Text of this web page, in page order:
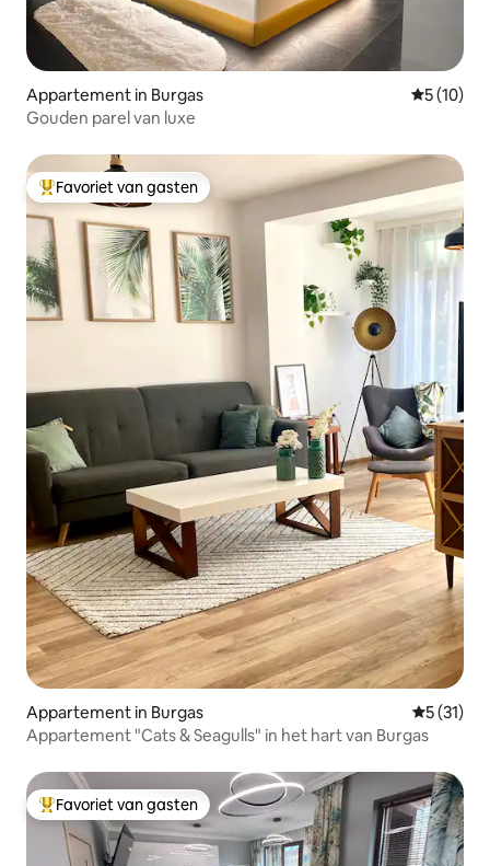
Appartement in Burgas
5 (10)
Gouden parel van luxe
Topfavoriet van gasten
Favoriet van gasten
Appartement in Burgas
5 (31)
Appartement "Cats & Seagulls" in het hart van Burgas
Topfavoriet van gasten
Favoriet van gasten